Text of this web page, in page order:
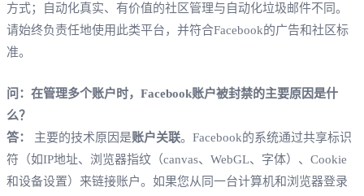
方式；自动化真实、有价值的社区管理与自动化垃圾邮件不同。
请始终负责任地使用此类平台，并符合Facebook的广告和社区标
准。
问：在管理多个账户时，Facebook账户被封禁的主要原因是什
么？
答：
主要的技术原因是账户关联。Facebook的系统通过共享标识
符（如IP地址、浏览器指纹（canvas、WebGL、字体）、Cookie
和设备设置）来链接账户。如果您从同一台计算机和浏览器登录